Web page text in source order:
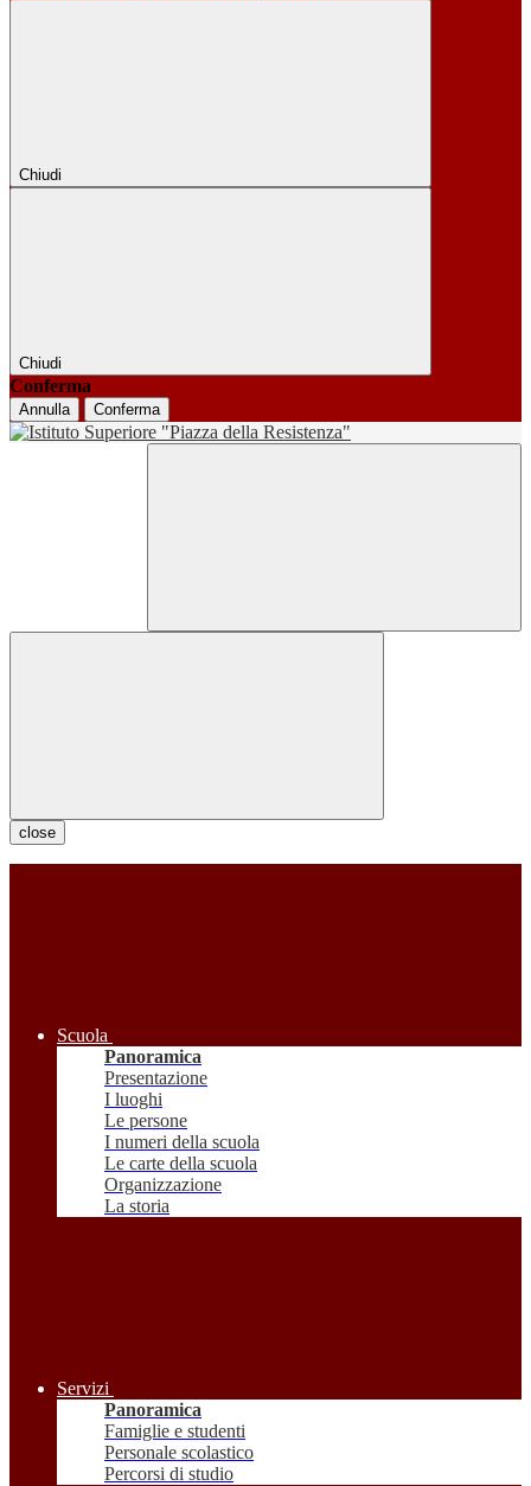
Chiudi
Chiudi
Conferma
Annulla Conferma
close
Scuola
Panoramica
Presentazione
I luoghi
Le persone
I numeri della scuola
Le carte della scuola
Organizzazione
La storia
Servizi
Panoramica
Famiglie e studenti
Personale scolastico
Percorsi di studio